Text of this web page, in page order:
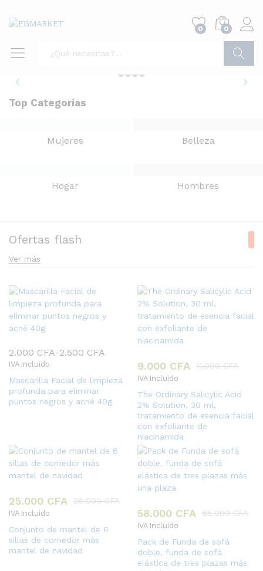
0 0
Buscar
Top Categorías
Mujeres
Hogar
Belleza
Hombres
Ofertas flash
Ver más
2.000 CFA-2.500 CFA
Rango
de
precios:
desde
IVA Incluido
Mascarilla Facial de limpieza
profunda para eliminar
puntos negros y acné 40g
9.000 CFA 11.000CFA
IVA Incluido
The Ordinary Salicylic Acid
2% Solution, 30 ml,
tratamiento de esencia facial
con exfoliante de
niacinamida
25.000 CFA 28.000CFA
IVA Incluido
Conjunto de mantel de 6
sillas de comedor más
mantel de navidad
58.000 CFA 65.000CFA
IVA Incluido
Pack de Funda de sofá
doble, funda de sofá
elástica de tres plazas más